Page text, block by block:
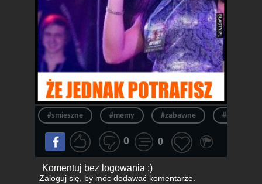
#smieszne #memy #zabawne #usta
0 0
Komentuj bez logowania :)
Zaloguj się, by móc dodawać komentarze.